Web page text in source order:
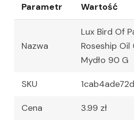
Parametr Wartość
Nazwa
Lux Bird Of
Roseship
Mydło 90 G
SKU
Cena 3.99 zł